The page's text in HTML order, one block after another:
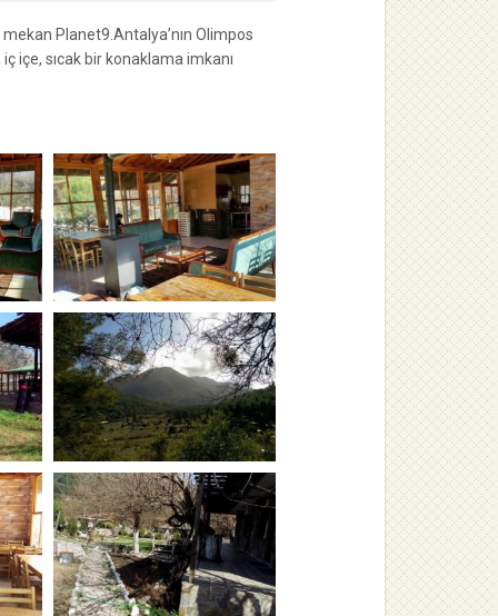
Planet9.Antalya’nın Olimpos
içe, sıcak bir konaklama imkanı